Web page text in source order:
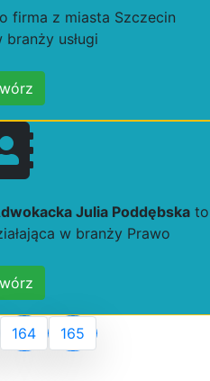
firma z miasta Szczecin
branży usługi
Julia Poddębskato
w branży Prawo
164 165